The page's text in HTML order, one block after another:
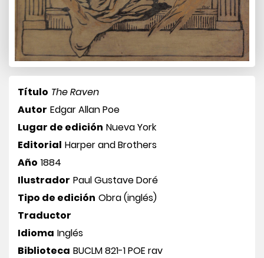
Título The Raven
Autor Edgar Allan Poe
Lugar de edición Nueva York
Editorial Harper and Brothers
Año 1884
Ilustrador Paul Gustave Doré
Tipo de edición Obra (inglés)
Traductor
Idioma Inglés
Biblioteca BUCLM 821-1 POE rav